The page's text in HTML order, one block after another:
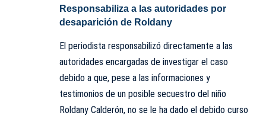
Responsabiliza a las autoridades por
desaparición de Roldany
El periodista responsabilizó directamente a las
autoridades encargadas de investigar el caso
debido a que, pese a las informaciones y
testimonios de un posible secuestro del niño
Roldany Calderón, no se le ha dado el debido curso